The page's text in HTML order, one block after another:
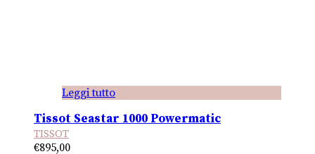
Leggi tutto
Tissot Seastar 1000 Powermatic
TISSOT
€895,00